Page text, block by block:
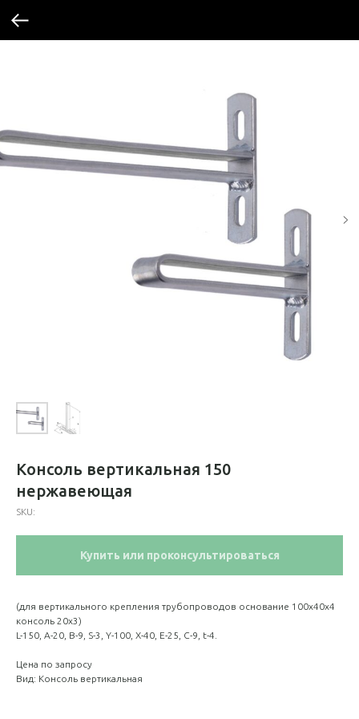
Консоль вертикальная 150
нержавеющая
SKU:
Купить или проконсультироваться
(для вертикального крепления трубопроводов основание 100х40х4
консоль 20х3)
L-150, A-20, B-9, S-3, Y-100, X-40, E-25, C-9, t-4.
Цена по запросу
Вид: Консоль вертикальная